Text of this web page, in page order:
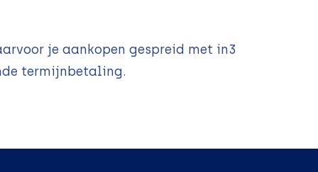
je aankopen gespreid met in3
termijnbetaling.